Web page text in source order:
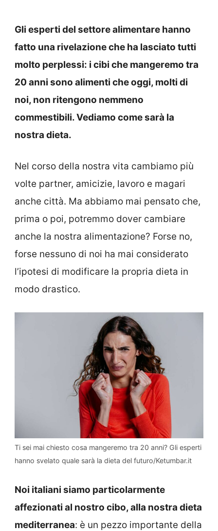
Gli esperti del settore alimentare hanno
fatto una rivelazione che ha lasciato tutti
molto perplessi: i cibi che mangeremo tra
20 anni sono alimenti che oggi, molti di
noi, non ritengono nemmeno
commestibili. Vediamo come sarà la
nostra dieta.
Nel corso della nostra vita cambiamo più
volte partner, amicizie, lavoro e magari
anche città. Ma abbiamo mai pensato che,
prima o poi, potremmo dover cambiare
anche la nostra alimentazione? Forse no,
forse nessuno di noi ha mai considerato
l’ipotesi di modificare la propria dieta in
modo drastico.
Ti sei mai chiesto cosa mangeremo tra 20 anni? Gli esperti
hanno svelato quale sarà la dieta del futuro/Ketumbar.it
Noi italiani siamo particolarmente
affezionati al nostro cibo, alla nostra dieta
mediterranea: è un pezzo importante della